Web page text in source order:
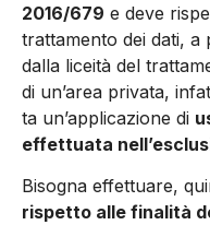
2016/679 e deve
trattamento dei dati, a
dalla liceità del
di un’area privata,
ta un’applicazione di
effettuata
Bisogna effettuare,
rispetto alle finalità